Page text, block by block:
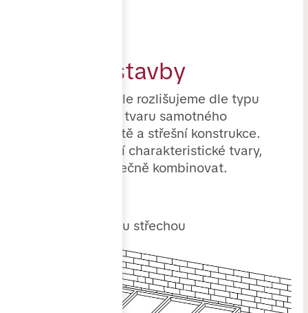
Dle typu stavby
Zimní zahrady dále rozlišujeme dle typu
stavby – tedy dle tvaru samotného
obvodového pláště a střešní konstrukce.
Máme tři základní charakteristické tvary,
které se dají společně kombinovat.
1. rovná s pultovou střechou